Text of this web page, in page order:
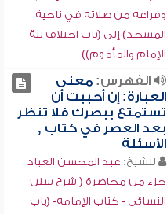
وفراغه من صلاته في ناحية
المسجد) إلى (باب اختلاف نية
الإمام والمأموم))
الفهرس:معنى
العبارة: إن أحببت أن
تستمتع ببصرك فلا تنظر
بعد العصر في كتاب ,
الأسئلة
للشيخ: عبد المحسن العباد
جزء من محاضرة ( شرح سنن
النسائي - كتاب الإمامة- (باب